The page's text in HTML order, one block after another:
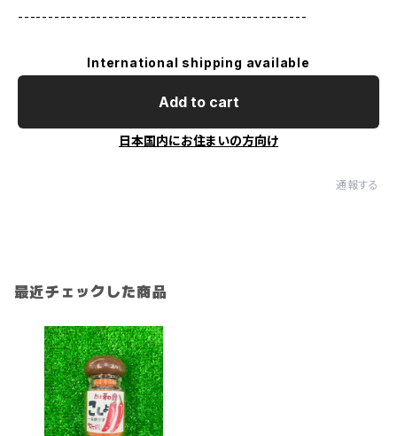
------------------------------------------------
International shipping available
Add to cart
日本国内にお住まいの方向け
通報する
最近チェックした商品